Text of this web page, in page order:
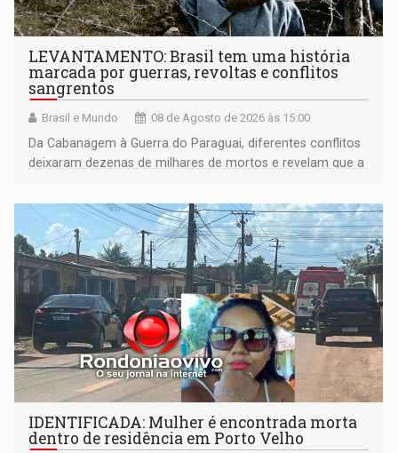
LEVANTAMENTO: Brasil tem uma história
marcada por guerras, revoltas e conflitos
sangrentos
Brasil e Mundo 08 de Agosto de 2026 às 15:00
Da Cabanagem à Guerra do Paraguai, diferentes conflitos
deixaram dezenas de milhares de mortos e revelam que a
territoriais e sociais
IDENTIFICADA: Mulher é encontrada morta
dentro de residência em Porto Velho